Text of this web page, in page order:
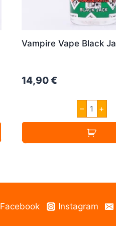
Vampire Vape Black
14,90€
–
Vampire
Vape
Black
Jack
30ml
Menge
+
Facebook Instagram